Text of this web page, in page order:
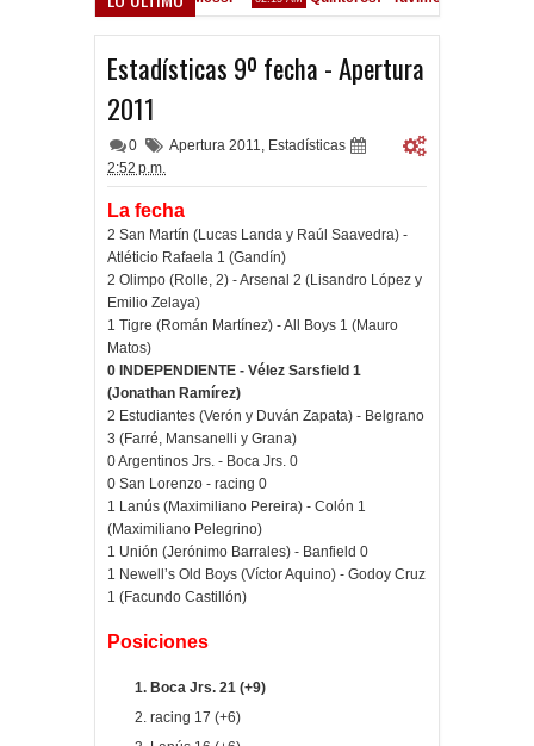
Estadísticas 9º fecha - Apertura
2011
0 Apertura 2011, Estadísticas
2:52 p.m.
La fecha
2 San Martín (Lucas Landa y Raúl Saavedra) -
Atléticio Rafaela 1 (Gandín)
2 Olimpo (Rolle, 2) - Arsenal 2 (Lisandro López y
Emilio Zelaya)
1 Tigre (Román Martínez) - All Boys 1 (Mauro
Matos)
0 INDEPENDIENTE - Vélez Sarsfield 1
(Jonathan Ramírez)
2 Estudiantes (Verón y Duván Zapata) - Belgrano
3 (Farré, Mansanelli y Grana)
0 Argentinos Jrs. - Boca Jrs. 0
0 San Lorenzo - racing 0
1 Lanús (Maximiliano Pereira) - Colón 1
(Maximiliano Pelegrino)
1 Unión (Jerónimo Barrales) - Banfield 0
1 Newell’s Old Boys (Víctor Aquino) - Godoy Cruz
1 (Facundo Castillón)
Posiciones
Boca Jrs. 21 (+9)
racing 17 (+6)